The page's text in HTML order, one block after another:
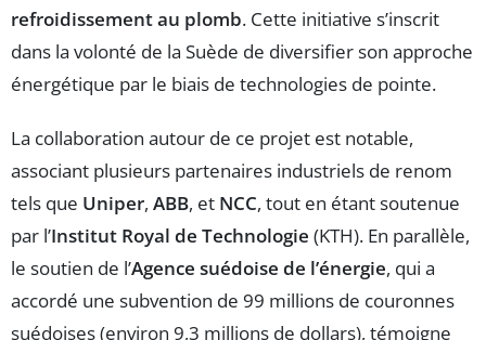
refroidissement au plomb. Cette initiative s’inscrit
dans la volonté de la Suède de diversifier son approche
énergétique par le biais de technologies de pointe.
La collaboration autour de ce projet est notable,
associant plusieurs partenaires industriels de renom
tels que Uniper, ABB, et NCC, tout en étant soutenue
par l’Institut Royal de Technologie (KTH). En parallèle,
le soutien de l’Agence suédoise de l’énergie, qui a
accordé une subvention de 99 millions de couronnes
suédoises (environ 9,3 millions de dollars), témoigne